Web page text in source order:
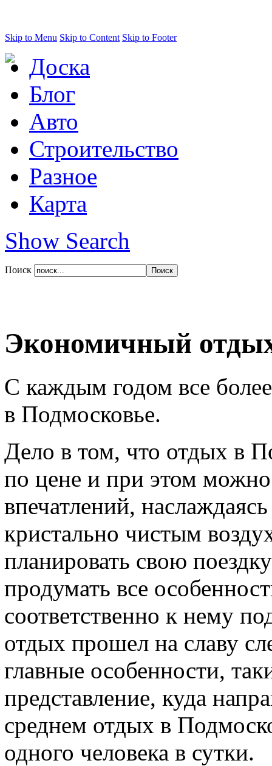
Skip to Menu Skip to Content Skip to Footer
Доска
Блог
Авто
Строительство
Разное
Карта
Show Search
Поиск
Экономичный
С каждым годом все
в Подмосковье.
Дело в том, что отдых в
по цене и при этом
впечатлений,
кристально чистым
планировать свою
продумать все
соответственно к нему
отдых прошел на славу
главные особенности,
представление, куда
среднем отдых в
одного человека в сутки.